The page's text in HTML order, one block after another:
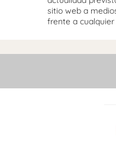
sitio web a
frente a